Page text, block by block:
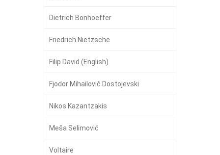
Dietrich Bonhoeffer
Friedrich Nietzsche
Filip David (English)
Fjodor Mihailovič Dostojevski
Nikos Kazantzakis
Meša Selimović
Voltaire